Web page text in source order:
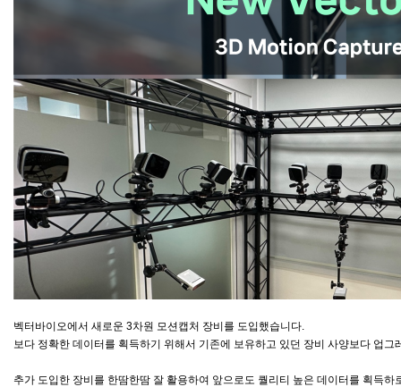
벡터바이오에서 새로운 3차원 모션캡처 장비를 도입했습니다.
보다 정확한 데이터를 획득하기 위해서 기존에 보유하고 있던 장비 사양보다 업
추가 도입한 장비를 한땀한땀 잘 활용하여 앞으로도 퀄리티 높은 데이터를 획득하